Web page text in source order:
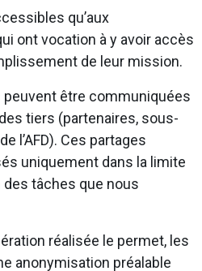
qu’aux
ont vocation à y avoir accès
de leur mission.
être communiquées
tiers (partenaires, sous-
l’AFD). Ces partages
uniquement dans la limite
des tâches que nous
réalisée le permet, les
anonymisation préalable